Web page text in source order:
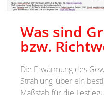
Was sind
bzw.
Die Erwärmung des
Strahlung, über ein
Maßstab für die